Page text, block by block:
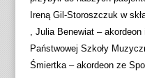
Ireną Gil-Storoszczuk w
, Julia Benewiat –
Państwowej Szkoły
Śmiertka – akordeon ze